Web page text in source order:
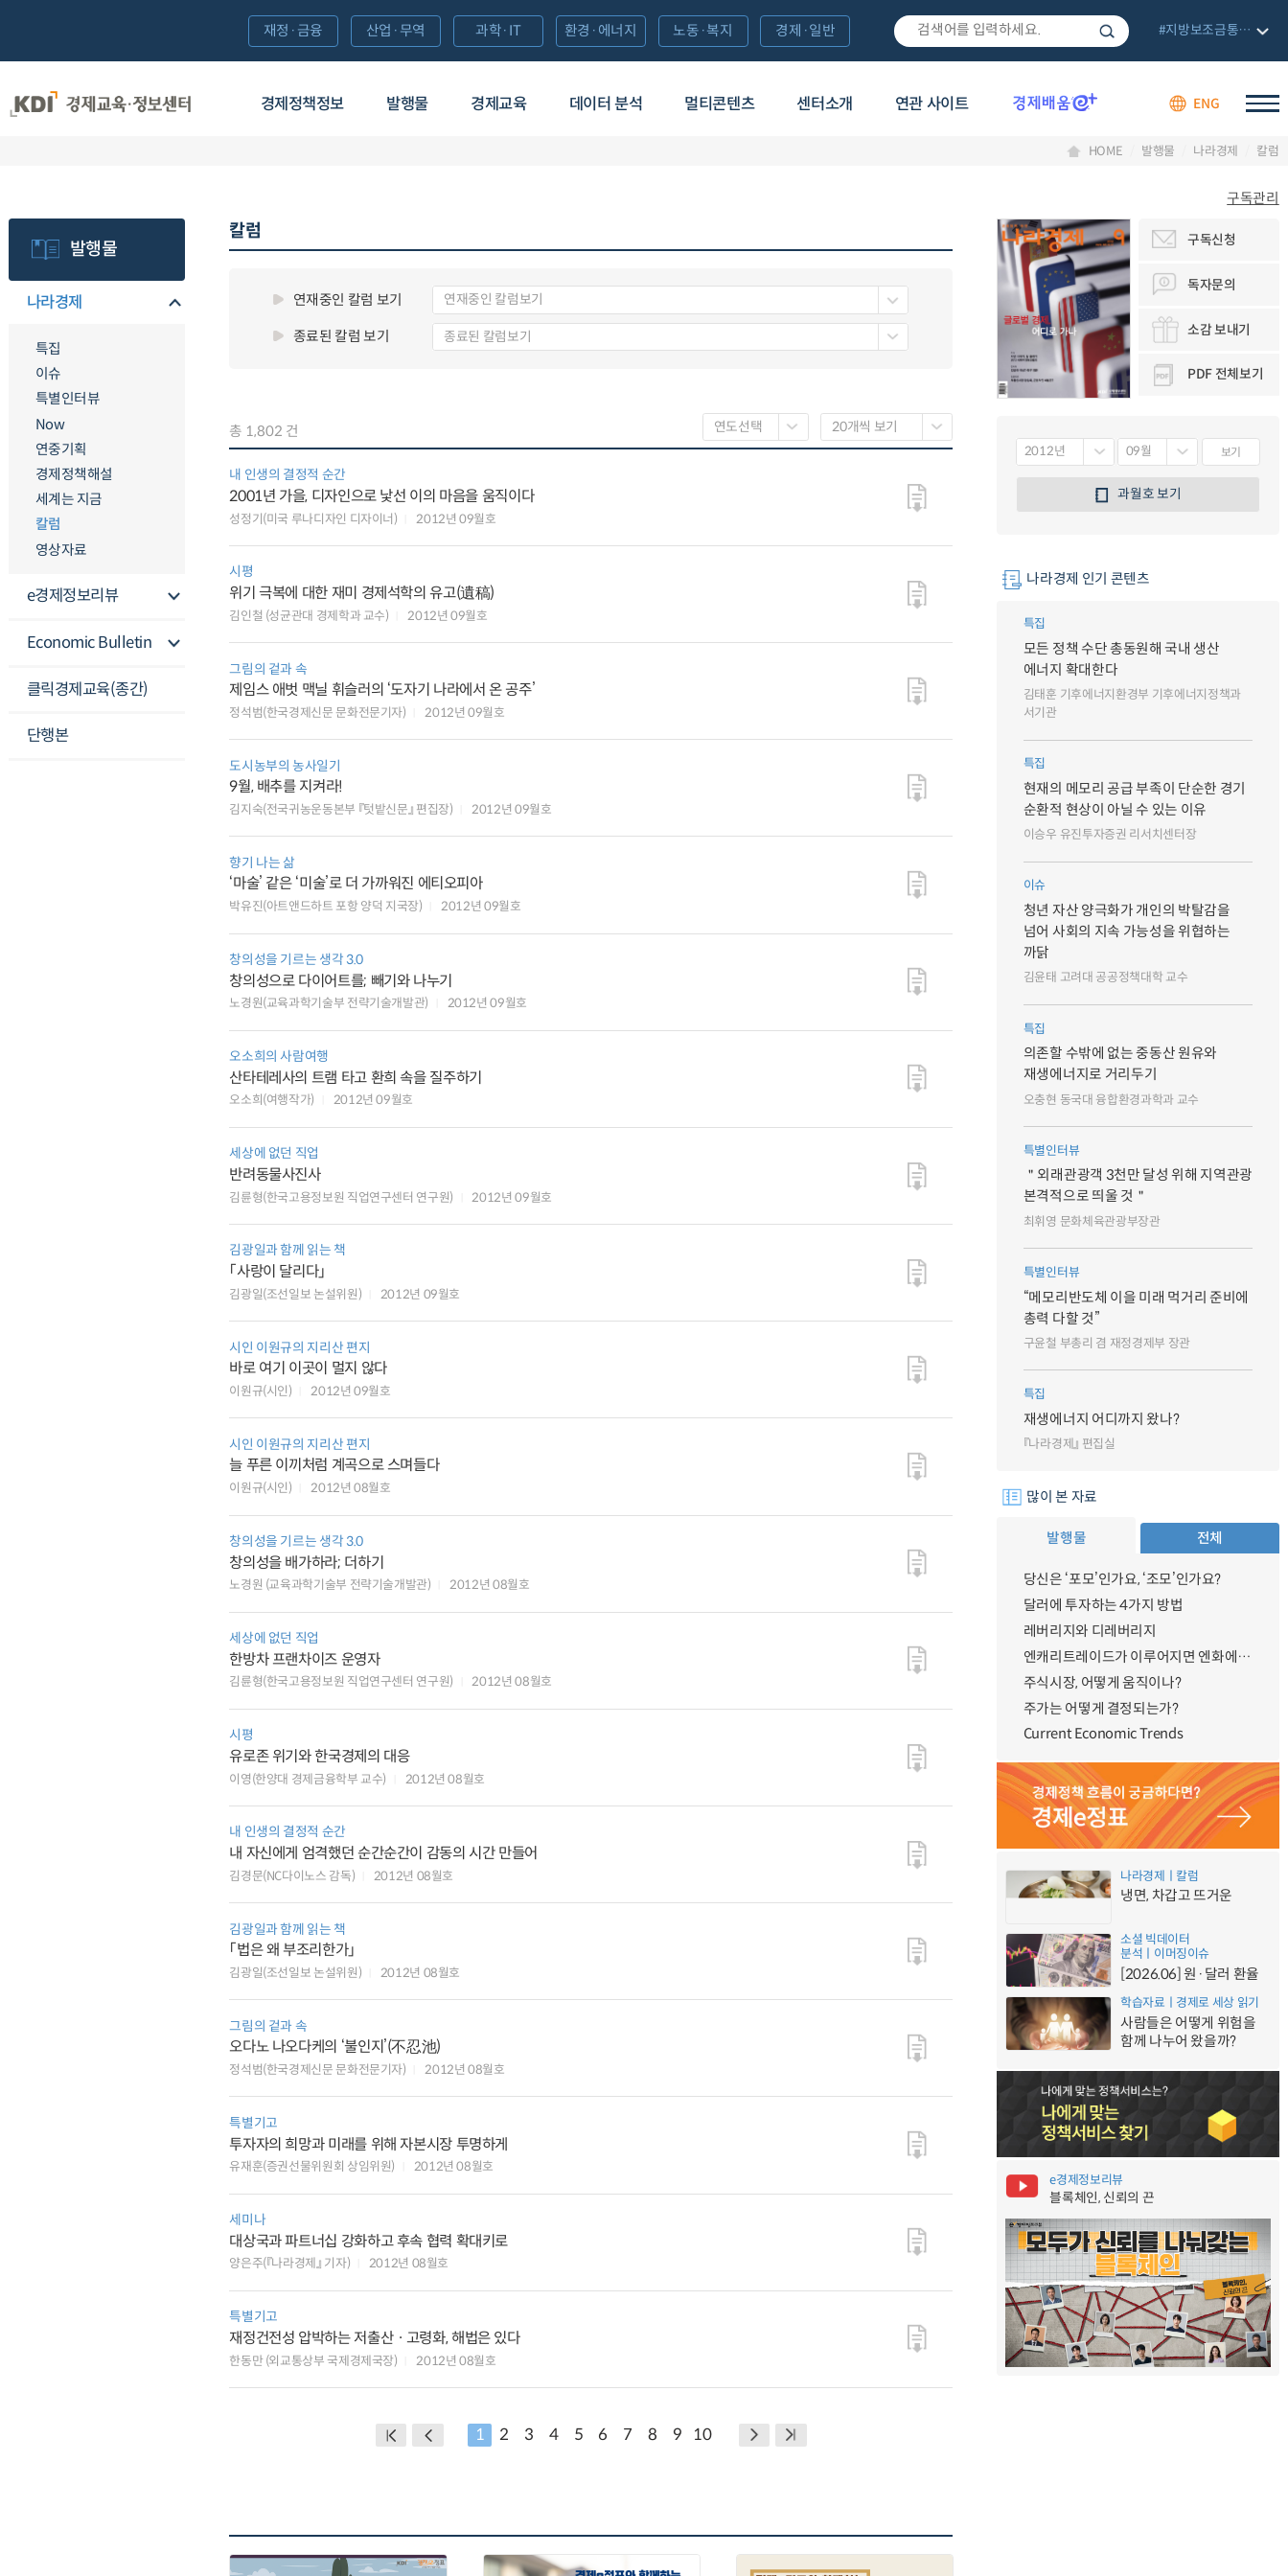
경제정책정보 발행물 경제교육 데이터 분석 멀티콘텐츠 센터소개 연관 사이트 ENG
재정·금융 산업·무역 과학·IT 환경·에너지 노동·복지 경제·일반 #지방보조금통합관리망
HOME 발행물 나라경제 칼럼
발행물
나라경제
특집
이슈
특별인터뷰
Now
연중기획
경제정책해설
세계는 지금
칼럼
영상자료
e경제정보리뷰
Economic Bulletin
클릭경제교육(종간)
단행본
칼럼
연재중인 칼럼 보기
종료된 칼럼 보기
총 1,802 건
내 인생의 결정적 순간
2001년 가을, 디자인으로 낯선 이의 마음을 움직이다
성정기(미국 루나디자인 디자이너) 2012년 09월호
시평
위기 극복에 대한 재미 경제석학의 유고(遺稿)
김인철 (성균관대 경제학과 교수) 2012년 09월호
그림의 겉과 속
제임스 애벗 맥닐 휘슬러의 ‘도자기 나라에서 온 공주’
정석범(한국경제신문 문화전문기자) 2012년 09월호
도시농부의 농사일기
9월, 배추를 지켜라!
김지숙(전국귀농운동본부 『텃밭신문』 편집장) 2012년 09월호
향기 나는 삶
‘마술’ 같은 ‘미술’로 더 가까워진 에티오피아
박유진(아트앤드하트 포항 양덕 지국장) 2012년 09월호
창의성을 기르는 생각 3.0
창의성으로 다이어트를; 빼기와 나누기
노경원(교육과학기술부 전략기술개발관) 2012년 09월호
오소희의 사람여행
산타테레사의 트램 타고 환희 속을 질주하기
오소희(여행작가) 2012년 09월호
세상에 없던 직업
반려동물사진사
김륜형(한국고용정보원 직업연구센터 연구원) 2012년 09월호
김광일과 함께 읽는 책
「사랑이 달리다」
김광일(조선일보 논설위원) 2012년 09월호
시인 이원규의 지리산 편지
바로 여기 이곳이 멀지 않다
이원규(시인) 2012년 09월호
시인 이원규의 지리산 편지
늘 푸른 이끼처럼 계곡으로 스며들다
이원규(시인) 2012년 08월호
창의성을 기르는 생각 3.0
창의성을 배가하라; 더하기
노경원 (교육과학기술부 전략기술개발관) 2012년 08월호
세상에 없던 직업
한방차 프랜차이즈 운영자
김륜형(한국고용정보원 직업연구센터 연구원) 2012년 08월호
시평
유로존 위기와 한국경제의 대응
이영(한양대 경제금융학부 교수) 2012년 08월호
내 인생의 결정적 순간
내 자신에게 엄격했던 순간순간이 감동의 시간 만들어
김경문(NC다이노스 감독) 2012년 08월호
김광일과 함께 읽는 책
「법은 왜 부조리한가」
김광일(조선일보 논설위원) 2012년 08월호
그림의 겉과 속
오다노 나오다케의 ‘불인지’(不忍池)
정석범(한국경제신문 문화전문기자) 2012년 08월호
특별기고
투자자의 희망과 미래를 위해 자본시장 투명하게
유재훈(증권선물위원회 상임위원) 2012년 08월호
세미나
대상국과 파트너십 강화하고 후속 협력 확대키로
양은주(『나라경제』 기자) 2012년 08월호
특별기고
재정건전성 압박하는 저출산ㆍ고령화, 해법은 있다
한동만 (외교통상부 국제경제국장) 2012년 08월호
1 2 3 4 5 6 7 8 9 10
구독관리
구독신청
독자문의
소감 보내기
PDF 전체보기
보기
과월호 보기
나라경제 인기 콘텐츠
특집
모든 정책 수단 총동원해 국내 생산
에너지 확대한다
김태훈 기후에너지환경부 기후에너지정책과
서기관
특집
현재의 메모리 공급 부족이 단순한 경기
순환적 현상이 아닐 수 있는 이유
이승우 유진투자증권 리서치센터장
이슈
청년 자산 양극화가 개인의 박탈감을
넘어 사회의 지속 가능성을 위협하는
까닭
김윤태 고려대 공공정책대학 교수
특집
의존할 수밖에 없는 중동산 원유와
재생에너지로 거리두기
오충현 동국대 융합환경과학과 교수
특별인터뷰
＂외래관광객 3천만 달성 위해 지역관광
본격적으로 띄울 것＂
최휘영 문화체육관광부장관
특별인터뷰
“메모리반도체 이을 미래 먹거리 준비에
총력 다할 것”
구윤철 부총리 겸 재정경제부 장관
특집
재생에너지 어디까지 왔나?
『나라경제』 편집실
많이 본 자료
발행물 전체
당신은 ‘포모’인가요, ‘조모’인가요?
달러에 투자하는 4가지 방법
레버리지와 디레버리지
엔캐리트레이드가 이루어지면 엔화에 대한 수요가 증가하지 않나요?
주식시장, 어떻게 움직이나?
주가는 어떻게 결정되는가?
Current Economic Trends
나라경제ㅣ칼럼
냉면, 차갑고 뜨거운
소셜 빅데이터
분석ㅣ이머징이슈
[2026.06] 원·달러 환율
학습자료ㅣ경제로 세상 읽기
사람들은 어떻게 위험을
함께 나누어 왔을까?
e경제정보리뷰
블록체인, 신뢰의 끈